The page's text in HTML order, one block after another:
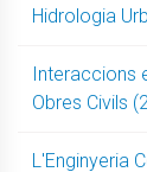
Hidrologia
Interaccions
Obres Civils
L'Enginyeria